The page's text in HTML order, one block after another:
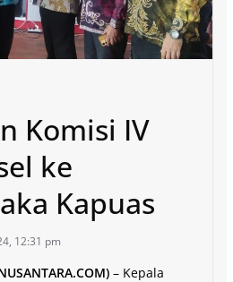
Komisi IV
ke
Kapuas
12:31 pm
– Kepala